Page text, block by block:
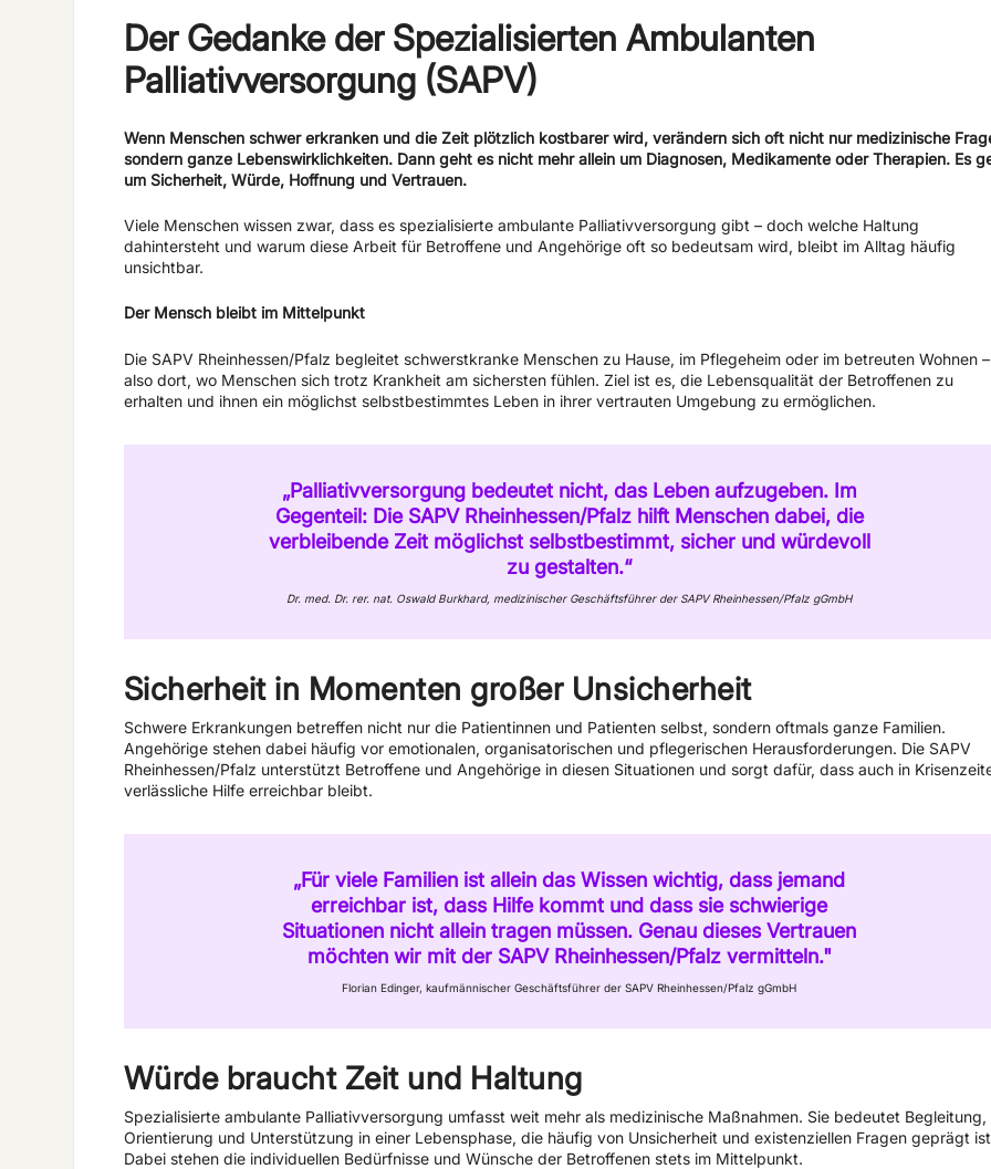
Der Gedanke der Spezialisierten Ambulanten
Palliativversorgung (SAPV)
Wenn Menschen schwer erkranken und die Zeit plötzlich kostbarer wird, verändern sich oft nicht nur medizinische
sondern ganze Lebenswirklichkeiten. Dann geht es nicht mehr allein um Diagnosen, Medikamente oder Therapien. Es
um Sicherheit, Würde, Hoffnung und Vertrauen.
Viele Menschen wissen zwar, dass es spezialisierte ambulante Palliativversorgung gibt – doch welche Haltung
dahintersteht und warum diese Arbeit für Betroffene und Angehörige oft so bedeutsam wird, bleibt im Alltag häufig
unsichtbar.
Der Mensch bleibt im Mittelpunkt
Die SAPV Rheinhessen/Pfalz begleitet schwerstkranke Menschen zu Hause, im Pflegeheim oder im betreuten Wohnen –
also dort, wo Menschen sich trotz Krankheit am sichersten fühlen. Ziel ist es, die Lebensqualität der Betroffenen zu
erhalten und ihnen ein möglichst selbstbestimmtes Leben in ihrer vertrauten Umgebung zu ermöglichen.
„Palliativversorgung bedeutet nicht, das Leben aufzugeben. Im
Gegenteil: Die SAPV Rheinhessen/Pfalz hilft Menschen dabei, die
verbleibende Zeit möglichst selbstbestimmt, sicher und würdevoll
zu gestalten.“
Dr. med. Dr. rer. nat. Oswald Burkhard, medizinischer Geschäftsführer der SAPV Rheinhessen/Pfalz gGmbH
Sicherheit in Momenten großer Unsicherheit
Schwere Erkrankungen betreffen nicht nur die Patientinnen und Patienten selbst, sondern oftmals ganze Familien.
Angehörige stehen dabei häufig vor emotionalen, organisatorischen und pflegerischen Herausforderungen. Die SAPV
Rheinhessen/Pfalz unterstützt Betroffene und Angehörige in diesen Situationen und sorgt dafür, dass auch in
verlässliche Hilfe erreichbar bleibt.
„Für viele Familien ist allein das Wissen wichtig, dass jemand
erreichbar ist, dass Hilfe kommt und dass sie schwierige
Situationen nicht allein tragen müssen. Genau dieses Vertrauen
möchten wir mit der SAPV Rheinhessen/Pfalz vermitteln."
Florian Edinger, kaufmännischer Geschäftsführer der SAPV Rheinhessen/Pfalz gGmbH
Würde braucht Zeit und Haltung
Spezialisierte ambulante Palliativversorgung umfasst weit mehr als medizinische Maßnahmen. Sie bedeutet Begleitung,
Orientierung und Unterstützung in einer Lebensphase, die häufig von Unsicherheit und existenziellen Fragen geprägt
Dabei stehen die individuellen Bedürfnisse und Wünsche der Betroffenen stets im Mittelpunkt.